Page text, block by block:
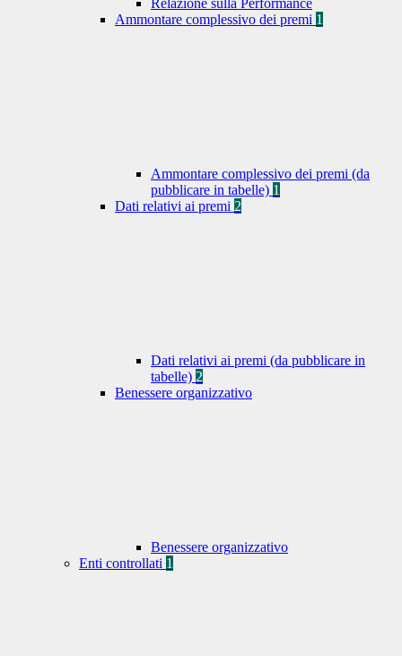
Relazione sulla Performance
Ammontare complessivo dei premi 1
Ammontare complessivo dei premi (da
pubblicare in tabelle) 1
Dati relativi ai premi 2
Dati relativi ai premi (da pubblicare in
tabelle) 2
Benessere organizzativo
Benessere organizzativo
Enti controllati 1